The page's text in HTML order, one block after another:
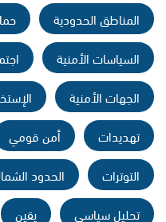
المناطق الحدودية
السياسات الأمنية
الجهات الأمنية
تهديدات
أمن قومي
التوترات
الحدود
تحليل سياسي
يقين